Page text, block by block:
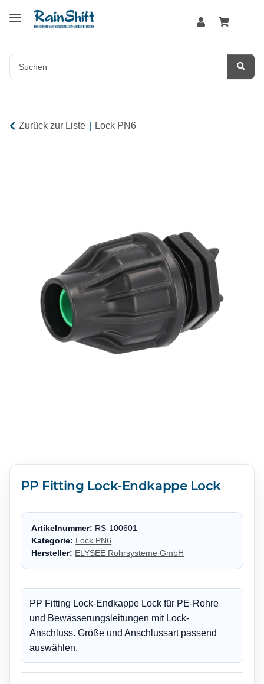
Zurück zur Liste Lock PN6
PP Fitting Lock-Endkappe Lock
Artikelnummer: RS-100601
Kategorie: Lock PN6
Hersteller: ELYSEE Rohrsysteme GmbH
PP Fitting Lock-Endkappe Lock für PE-Rohre
und Bewässerungsleitungen mit Lock-
Anschluss. Größe und Anschlussart passend
auswählen.